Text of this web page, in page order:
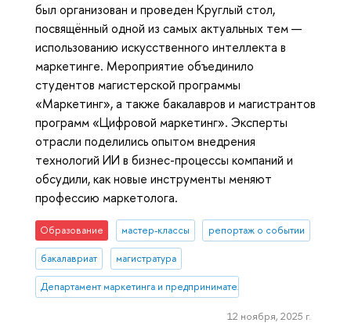
был организован и проведен Круглый стол,
посвящённый одной из самых актуальных тем —
использованию искусственного интеллекта в
маркетинге. Мероприятие объединило
студентов магистерской программы
«Маркетинг», а также бакалавров и магистрантов
программ «Цифровой маркетинг». Эксперты
отрасли поделились опытом внедрения
технологий ИИ в бизнес-процессы компаний и
обсудили, как новые инструменты меняют
профессию маркетолога.
Образование мастер-классы репортаж о событии
бакалавриат магистратура
Департамент маркетинга и предпринимательства
12 ноября, 2025 г.